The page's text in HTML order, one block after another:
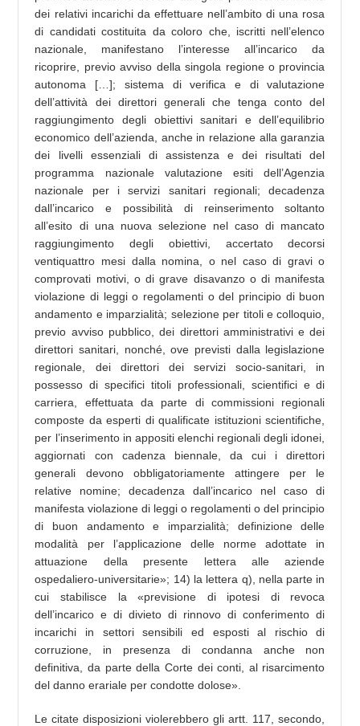
dei relativi incarichi da effettuare nell’ambito di una rosa
di candidati costituita da coloro che, iscritti nell’elenco
nazionale, manifestano l’interesse all’incarico da
ricoprire, previo avviso della singola regione o provincia
autonoma […]; sistema di verifica e di valutazione
dell’attività dei direttori generali che tenga conto del
raggiungimento degli obiettivi sanitari e dell’equilibrio
economico dell’azienda, anche in relazione alla garanzia
dei livelli essenziali di assistenza e dei risultati del
programma nazionale valutazione esiti dell’Agenzia
nazionale per i servizi sanitari regionali; decadenza
dall’incarico e possibilità di reinserimento soltanto
all’esito di una nuova selezione nel caso di mancato
raggiungimento degli obiettivi, accertato decorsi
ventiquattro mesi dalla nomina, o nel caso di gravi o
comprovati motivi, o di grave disavanzo o di manifesta
violazione di leggi o regolamenti o del principio di buon
andamento e imparzialità; selezione per titoli e colloquio,
previo avviso pubblico, dei direttori amministrativi e dei
direttori sanitari, nonché, ove previsti dalla legislazione
regionale, dei direttori dei servizi socio-sanitari, in
possesso di specifici titoli professionali, scientifici e di
carriera, effettuata da parte di commissioni regionali
composte da esperti di qualificate istituzioni scientifiche,
per l’inserimento in appositi elenchi regionali degli idonei,
aggiornati con cadenza biennale, da cui i direttori
generali devono obbligatoriamente attingere per le
relative nomine; decadenza dall’incarico nel caso di
manifesta violazione di leggi o regolamenti o del principio
di buon andamento e imparzialità; definizione delle
modalità per l’applicazione delle norme adottate in
attuazione della presente lettera alle aziende
ospedaliero-universitarie»; 14) la lettera q), nella parte in
cui stabilisce la «previsione di ipotesi di revoca
dell’incarico e di divieto di rinnovo di conferimento di
incarichi in settori sensibili ed esposti al rischio di
corruzione, in presenza di condanna anche non
definitiva, da parte della Corte dei conti, al risarcimento
del danno erariale per condotte dolose».
Le citate disposizioni violerebbero gli artt. 117, secondo,